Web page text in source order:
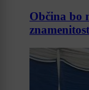
Občina bo